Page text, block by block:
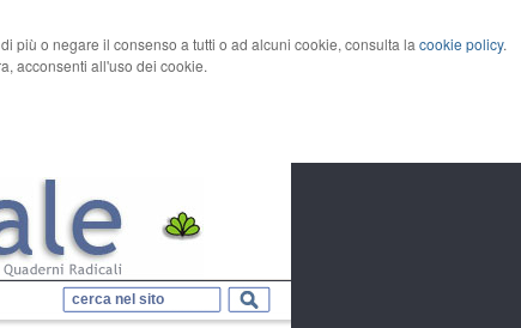
più o negare il consenso a tutti o ad alcuni cookie, consulta la cookie policy.
acconsenti all'uso dei cookie.